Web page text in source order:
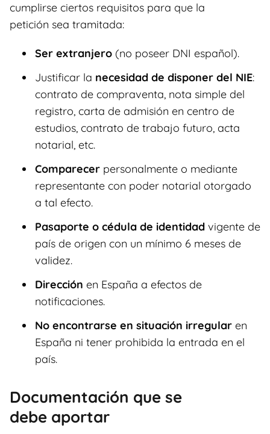
cumplirse ciertos requisitos para que la
petición sea tramitada:
Ser extranjero (no poseer DNI español).
Justificar la necesidad de disponer del NIE:
contrato de compraventa, nota simple del
registro, carta de admisión en centro de
estudios, contrato de trabajo futuro, acta
notarial, etc.
Comparecer personalmente o mediante
representante con poder notarial otorgado
a tal efecto.
Pasaporte o cédula de identidad vigente de
país de origen con un mínimo 6 meses de
validez.
Dirección en España a efectos de
notificaciones.
No encontrarse en situación irregular en
España ni tener prohibida la entrada en el
país.
Documentación que se
debe aportar